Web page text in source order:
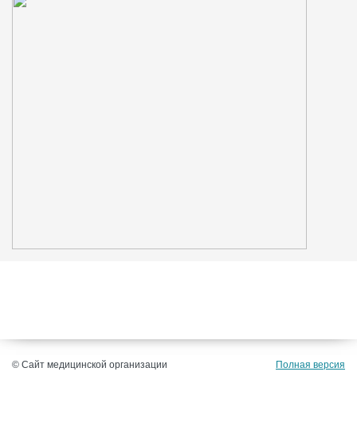
Полная версия
© Сайт медицинской организации